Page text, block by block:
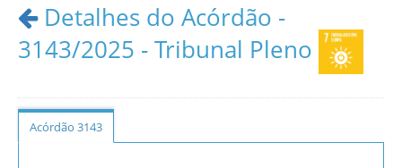
Detalhes do Acórdão -
3143/2025 - Tribunal Pleno
Acórdão 3143